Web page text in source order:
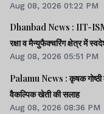
Aug 08, 2026 01:22 PM
Dhanbad News : IIT-
रक्षा व मैन्युफैक्चरिंग क्षेत्र में
Aug 08, 2026 05:51 PM
Palamu News : कृषक गोष्ठी
वैकल्पिक खेती की सलाह
Aug 08, 2026 08:36 PM